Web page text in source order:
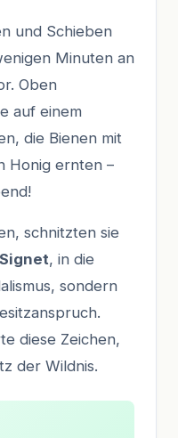
und Schieben
Minuten an
Oben
auf einem
die Bienen mit
Honig ernten –
schnitzten sie
Signet, in die
sondern
diese Zeichen,
der Wildnis.